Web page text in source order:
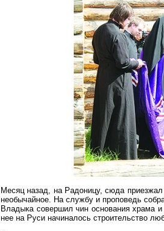
Месяц назад, на Радоницу, сюда
необычайное. На службу и проповедь
Владыка совершил чин основания храма
нее на Руси начиналось строительство